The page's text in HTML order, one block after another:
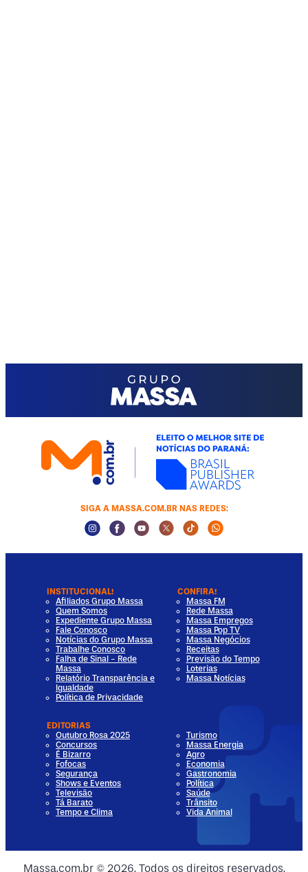
Media
Media
SIGA A MASSA.COM.BR NAS REDES:
Instagram Social Media
Facebook Social Media
Youtube Social Media
Twitter Social Media
Tiktok Social Media
Whatsapp
INSTITUCIONAL!
Afiliados Grupo Massa
Quem Somos
Expediente Grupo Massa
Fale Conosco
Notícias do Grupo Massa
Trabalhe Conosco
Falha de Sinal - Rede
Massa
Relatório Transparência e
Igualdade
Política de Privacidade
CONFIRA!
Massa FM
Rede Massa
Massa Empregos
Massa Pop TV
Massa Negócios
Receitas
Previsão do Tempo
Loterias
Massa Notícias
EDITORIAS
Outubro Rosa 2025
Concursos
É Bizarro
Fofocas
Segurança
Shows e Eventos
Televisão
Tá Barato
Tempo e Clima
Turismo
Massa Energia
Agro
Economia
Gastronomia
Política
Saúde
Trânsito
Vida Animal
Massa.com.br © 2026. Todos os direitos reservados.